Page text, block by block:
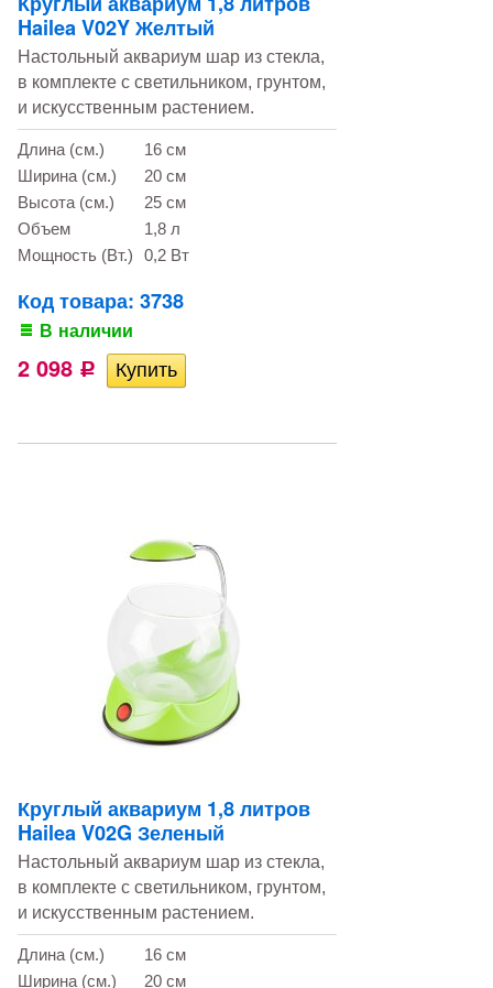
Hailea V02Y Желтый
Настольный аквариум шар из стекла,
в комплекте с светильником, грунтом,
и искусственным растением.
Длина (см.)
16 см
Ширина (см.)
20 см
Высота (см.)
25 см
Объем
1,8 л
Мощность (Вт.)
0,2 Вт
Код товара: 3738
В наличии
2 098 Р
Круглый аквариум 1,8 литров
Hailea V02G Зеленый
Настольный аквариум шар из стекла,
в комплекте с светильником, грунтом,
и искусственным растением.
Длина (см.)
16 см
Ширина (см.)
20 см